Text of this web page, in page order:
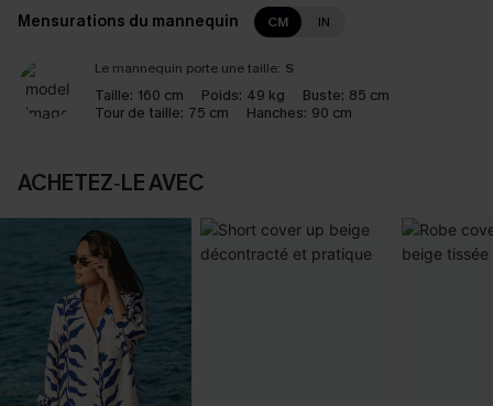
Mensurations du mannequin CM IN
Le mannequin porte une taille: S
Taille: 160 cm Poids: 49 kg Buste: 85 cm
Tour de taille: 75 cm Hanches: 90 cm
ACHETEZ‑LE AVEC